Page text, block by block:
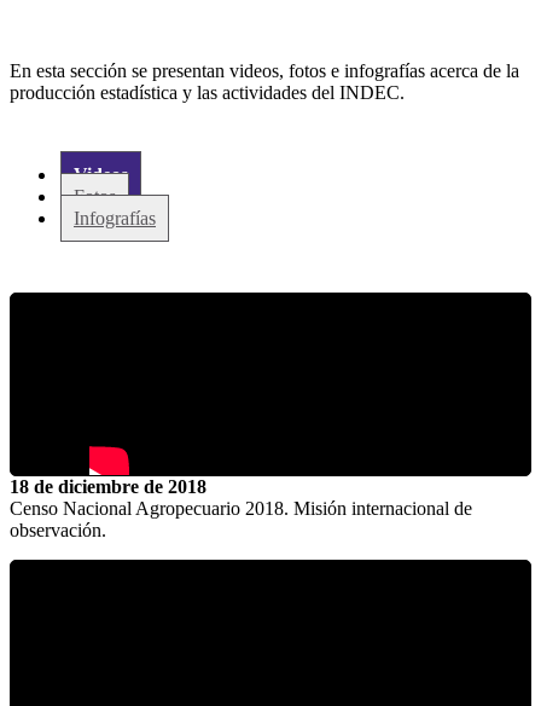
En esta sección se presentan videos, fotos e infografías acerca de la
producción estadística y las actividades del INDEC.
Videos
Fotos
Infografías
18 de diciembre de 2018
Censo Nacional Agropecuario 2018. Misión internacional de
observación.